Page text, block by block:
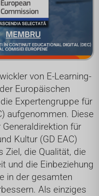
von E-Learning-
Europäischen
Expertengruppe für
aufgenommen. Diese
für
Kultur (GD EAC)
Ziel, die Qualität, die
und die Einbeziehung
in der gesamten
Als einziges